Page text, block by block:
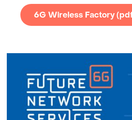
6G Wireless Factory